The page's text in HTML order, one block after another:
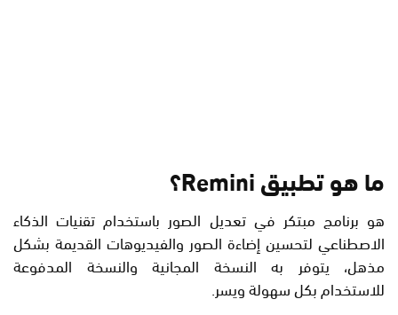
ما هو تطبيق Remini؟
هو برنامج مبتكر في تعديل الصور باستخدام تقنيات الذكاء
الاصطناعي لتحسين إضاءة الصور والفيديوهات القديمة بشكل
مذهل، يتوفر به النسخة المجانية والنسخة المدفوعة
للاستخدام بكل سهولة ويسر.